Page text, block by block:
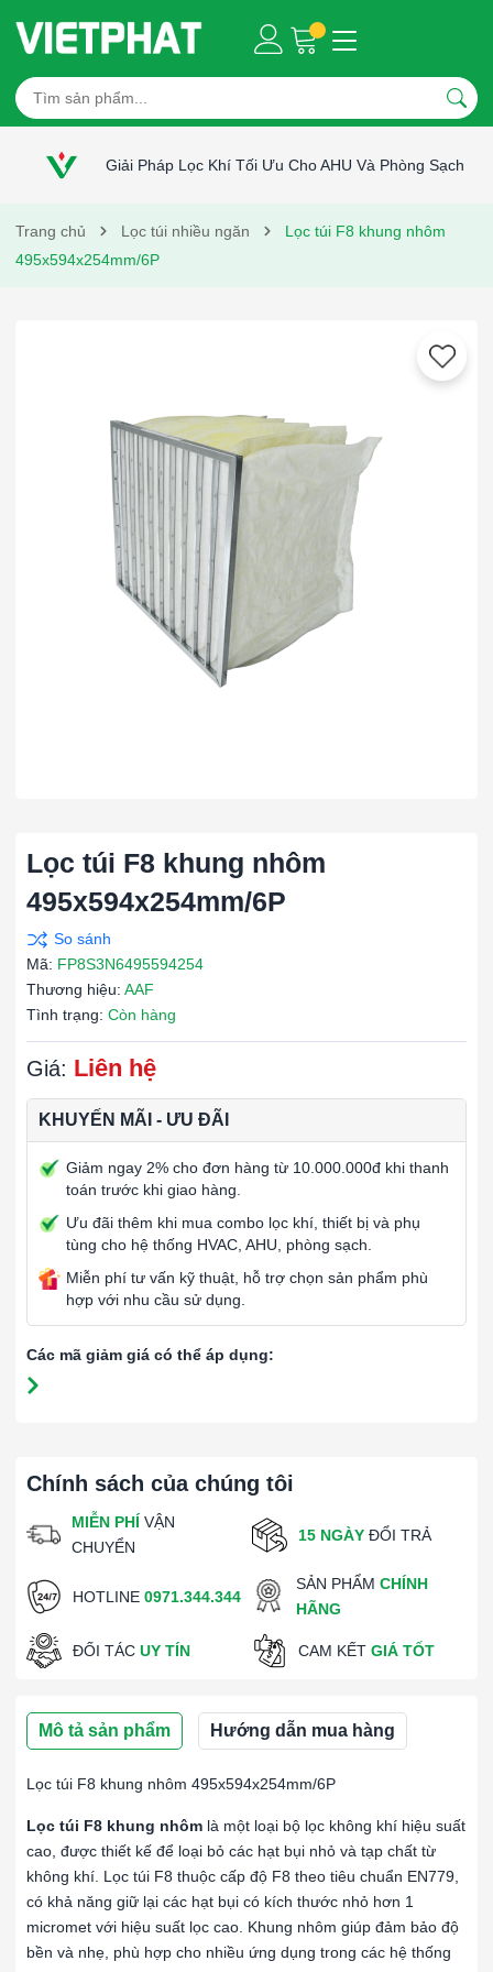
Giải Pháp Lọc Khí Tối Ưu Cho AHU Và Phòng Sạch
Trang chủ Lọc túi nhiều ngăn
Lọc túi F8 khung nhôm
495x594x254mm/6P
Chính sách của chúng tôi
MIỄN PHÍ VẬN
CHUYỂN
15 NGÀY ĐỔI TRẢ
HOTLINE 0971.344.344
SẢN PHẨMCHÍNH
HÃNG
ĐỐI TÁC UY TÍN CAM KẾT GIÁ TỐT
Mô tả sản phẩm Hướng dẫn mua hàng
Lọc túi F8 khung nhôm 495x594x254mm/6P
Lọc túi F8 khung nhôm là một loại bộ lọc không khí hiệu suất
cao, được thiết kế để loại bỏ các hạt bụi nhỏ và tạp chất từ
không khí. Lọc túi F8 thuộc cấp độ F8 theo tiêu chuẩn EN779,
có khả năng giữ lại các hạt bụi có kích thước nhỏ hơn 1
micromet với hiệu suất lọc cao. Khung nhôm giúp đảm bảo độ
bền và nhẹ, phù hợp cho nhiều ứng dụng trong các hệ thống
Lọc túi F8 khung nhôm
495x594x254mm/6P
Mã: FP8S3N6495594254
Thương hiệu: AAF
Tình trạng: Còn hàng
Giá: Liên hệ
KHUYẾN MÃI - ƯU ĐÃI
Giảm ngay 2% cho đơn hàng từ 10.000.000đ khi thanh
toán trước khi giao hàng.
Ưu đãi thêm khi mua combo lọc khí, thiết bị và phụ
tùng cho hệ thống HVAC, AHU, phòng sạch.
Miễn phí tư vấn kỹ thuật, hỗ trợ chọn sản phẩm phù
hợp với nhu cầu sử dụng.
Các mã giảm giá có thể áp dụng: